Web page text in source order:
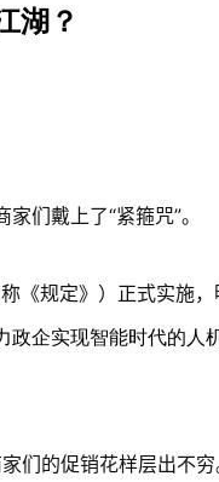
湖？
们戴上了“紧箍咒”。
规定》）正式实施，
们的促销花样层出不穷